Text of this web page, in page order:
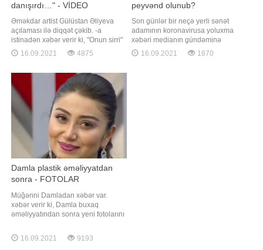
danışırdı…" - VİDEO
Əməkdar artist Gülüstan Əliyeva
açılaması ilə diqqət çəkib. -a
istinadən xəbər verir ki, "Onun sirri"
proqramına qonaq olan sənətçi,
məşhur prodüserlərdən birinin
vuraraq telefonla danışdığını
bildirib:. "Mənə tez-tez zəng edirdi.
Oğlan adı ilə danışırdı
16.09.2021 4875
peyvənd olunub?
Son günlər bir neçə yerli sənət
adamının koronavirusa yoluxma
xəbəri medianın gündəminə
çevrildi. Bütün dünyanı cənginə
alan bu xəstəliyə yoluxub
16.09.2021 1870
Damla plastik əməliyyatdan
sonra - FOTOLAR
Müğənni Damladan xəbər var.
xəbər verir ki, Damla buxaq
əməliyyatından sonra yeni fotolarını
izləyiciləri onun yeni görünüşünü
bəyənərək xoş rəylər yazıblar.
16.09.2021 9193